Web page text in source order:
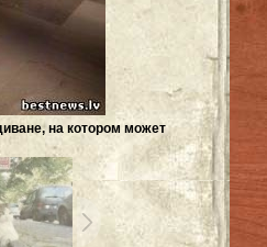
на котором может